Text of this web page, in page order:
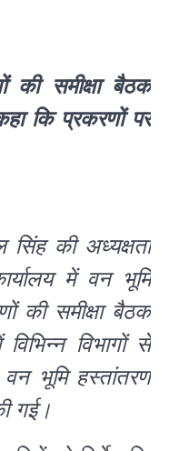
की समीक्षा बैठक
कि प्रकरणों पर
सिंह की अध्यक्षता
में वन भूमि
की समीक्षा बैठक
विभागों से
भूमि हस्तांतरण
गई।